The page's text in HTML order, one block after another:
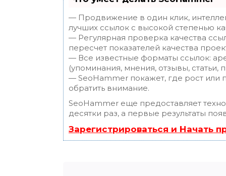
— Продвижение в один клик,
лучших ссылок с высокой степенью
— Регулярная проверка качества
пересчет показателей качества
— Все известные форматы ссылок:
(упоминания, мнения, отзывы, статьи,
— SeoHammer покажет, где рост или
обратить внимание.
SeoHammer еще предоставляет
десятки раз, а первые результаты
Зарегистрироваться и Начать